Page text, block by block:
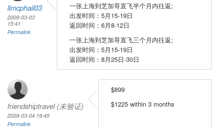
llmcphail03
2009-03-03
15:41
Permalink
一张上海到芝加哥直飞半个月内往返;
出发时间：5月15-19日
返回时间：6月8-12日
一张上海到芝加哥直飞三个月内往返;
出发时间：5月15-19日
返回时间：8月25日-30日
friendshiptravel (未验证)
2009-03-04 19:45
Permalink
$899
$1225 within 3 months